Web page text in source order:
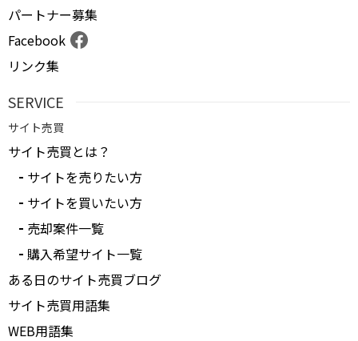
パートナー募集
Facebook
リンク集
SERVICE
サイト売買
サイト売買とは？
サイトを売りたい方
サイトを買いたい方
売却案件一覧
購入希望サイト一覧
ある日のサイト売買ブログ
サイト売買用語集
WEB用語集